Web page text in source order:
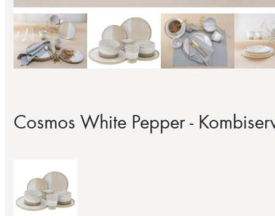
Cosmos White Pepper -